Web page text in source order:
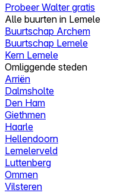
Probeer Walter gratis
Alle buurten in Lemele
Buurtschap Archem
Buurtschap Lemele
Kern Lemele
Omliggende steden
Arriën
Dalmsholte
Den Ham
Giethmen
Haarle
Hellendoorn
Lemelerveld
Luttenberg
Ommen
Vilsteren